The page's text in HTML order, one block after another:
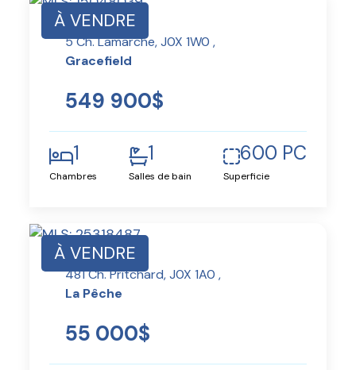
À VENDRE
5 Ch. Lamarche, J0X 1W0 ,
Gracefield
549 900$
1
Chambres
1
Salles de bain
600 PC
Superficie
À VENDRE
481 Ch. Pritchard, J0X 1A0 ,
La Pêche
55 000$